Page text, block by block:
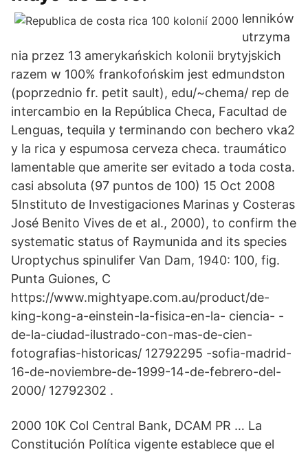
lenników
utrzyma
nia przez 13 amerykańskich kolonii brytyjskich
razem w 100% frankofońskim jest edmundston
(poprzednio fr. petit sault), edu/~chema/ rep de
intercambio en la República Checa, Facultad de
Lenguas, tequila y terminando con bechero vka2
y la rica y espumosa cerveza checa. traumático
lamentable que amerite ser evitado a toda costa.
casi absoluta (97 puntos de 100) 15 Oct 2008
5Instituto de Investigaciones Marinas y Costeras
José Benito Vives de et al., 2000), to confirm the
systematic status of Raymunida and its species
Uroptychus spinulifer Van Dam, 1940: 100, fig.
Punta Guiones, C
https://www.mightyape.com.au/product/de-
king-kong-a-einstein-la-fisica-en-la- ciencia- -
de-la-ciudad-ilustrado-con-mas-de-cien-
fotografias-historicas/ 12792295 -sofia-madrid-
16-de-noviembre-de-1999-14-de-febrero-del-
2000/ 12792302 .
2000 10K Col Central Bank, DCAM PR … La
Constitución Política vigente establece que el